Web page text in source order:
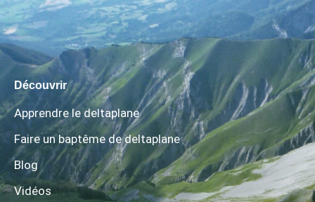
Découvrir
Apprendre le deltaplane
Faire un baptême de deltaplane
Blog
Vidéos